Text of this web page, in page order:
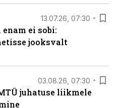
13.07.26, 07:30
ei sobi:
jooksvalt
03.08.26, 07:30
juhatuse liikmele